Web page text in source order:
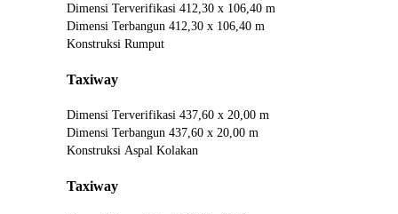
Dimensi Terverifikasi 412,30 x 106,40 m
Dimensi Terbangun 412,30 x 106,40 m
Konstruksi Rumput
Taxiway
Dimensi Terverifikasi 437,60 x 20,00 m
Dimensi Terbangun 437,60 x 20,00 m
Konstruksi Aspal Kolakan
Taxiway